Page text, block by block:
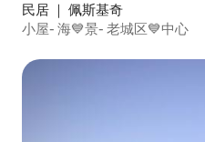
民居 ｜ 佩斯基奇
小屋- 海💙景- 老城区💙中心